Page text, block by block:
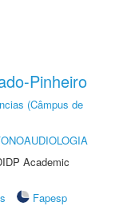
Pinheiro
(Câmpus de
Academic
Fapesp